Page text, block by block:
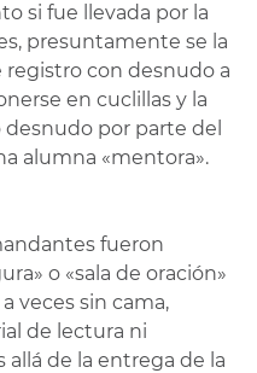
si fue llevada por la
presuntamente se la
con desnudo a
en cuclillas y la
por parte del
alumna «mentora».
fueron
o «sala de oración»
veces sin cama,
de lectura ni
de la entrega de la